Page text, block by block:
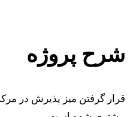
شرح پروژه
قرار گرفتن میز پذیرش در